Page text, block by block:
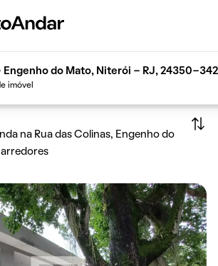
Engenho do Mato, Niterói - RJ, 24350-
imóvel
na Rua das Colinas, Engenho do
arredores